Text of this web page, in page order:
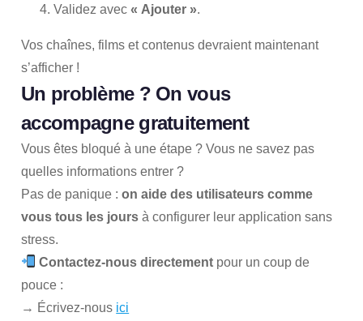
Validez avec« Ajouter ».
Vos chaînes, films et contenus devraient maintenant
s’afficher !
Un problème ? On vous
accompagne gratuitement
Vous êtes bloqué à une étape ? Vous ne savez pas
quelles informations entrer ?
Pas de panique :on aide des utilisateurs comme
vous tous les jours à configurer leur application sans
stress.
Contactez-nous directement pour un coup de
pouce :
→ Écrivez-nous ici